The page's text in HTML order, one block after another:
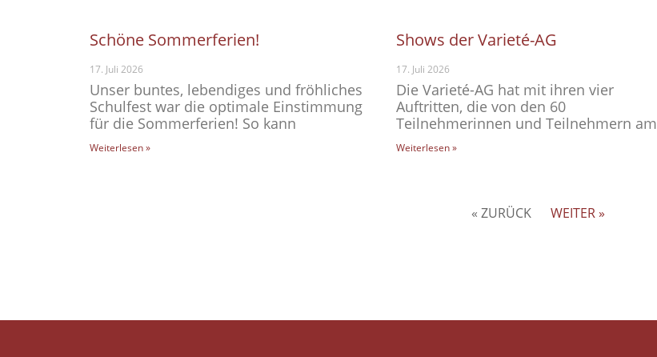
Schöne Sommerferien!
17. Juli 2026
Unser buntes, lebendiges und fröhliches
Schulfest war die optimale Einstimmung
für die Sommerferien! So kann
Weiterlesen »
Shows der Varieté-AG
17. Juli 2026
Die Varieté-AG hat mit ihren vier
Auftritten, die von den 60
Teilnehmerinnen und Teilnehmern am
Weiterlesen »
« ZURÜCK WEITER »